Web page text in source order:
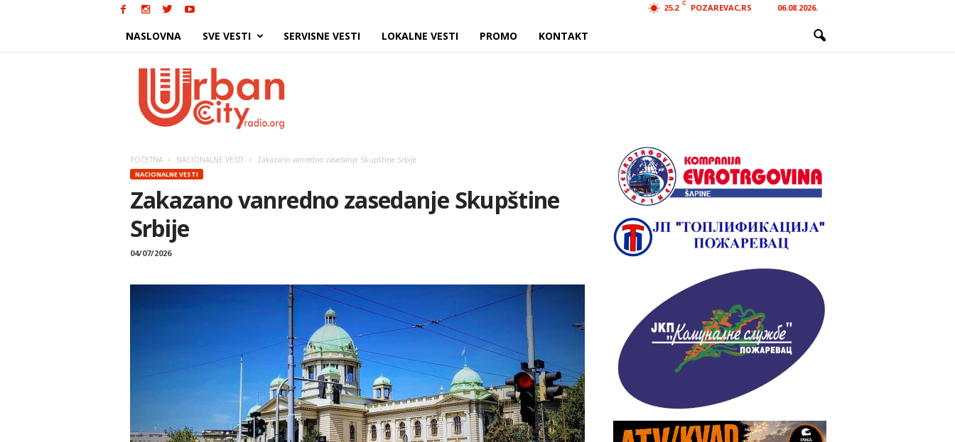
25.2
C POZAREVAC,RS 06.08.2026.
NASLOVNA SVE VESTI SERVISNE VESTI LOKALNE VESTI PROMO KONTAKT
POČETNA NACIONALNE VESTI Zakazano vanredno zasedanje Skupštine Srbije
NACIONALNE VESTI
Zakazano vanredno zasedanje Skupštine
Srbije
04/07/2026